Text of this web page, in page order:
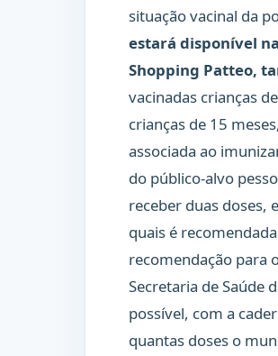
situação vacinal da
estará disponível
Shopping Patteo,
vacinadas crianças
crianças de 15
associada ao
do público-alvo
receber duas doses,
quais é
recomendação para
Secretaria de Saúde
possível, com a
quantas doses o